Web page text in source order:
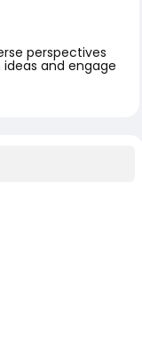
perspectives
and engage